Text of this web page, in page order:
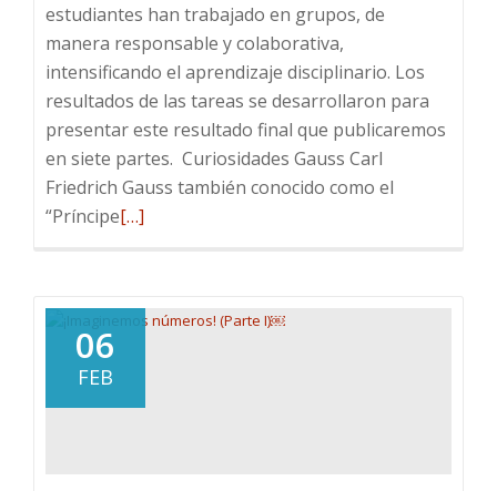
estudiantes han trabajado en grupos, de
manera responsable y colaborativa,
intensificando el aprendizaje disciplinario. Los
resultados de las tareas se desarrollaron para
presentar este resultado final que publicaremos
en siete partes. Curiosidades Gauss Carl
Friedrich Gauss también conocido como el
“PríncipeLeer
números!
[…]
06
FEB